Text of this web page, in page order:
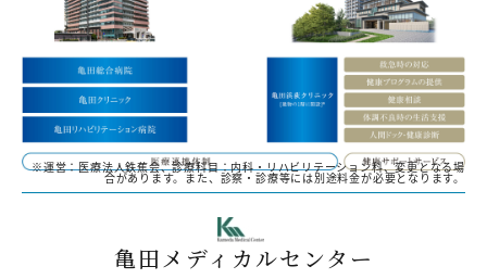
※運営：医療法人鉄蕉会、診療科目：内科・リハビリテーション科、変更となる場
合があります。また、診察・診療等には別途料金が必要となります。
亀田メディカルセンター